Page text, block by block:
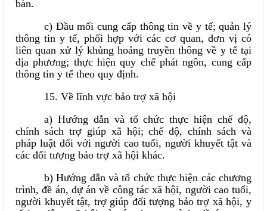
bàn.
c) Đầu mối cung cấp thông tin về y tế; quản lý
thông tin y tế, phối hợp với các cơ quan, đơn vị có
liên quan xử lý khủng hoảng truyền thông về y tế tại
địa phương; thực hiện quy chế phát ngôn, cung cấp
thông tin y tế theo quy định.
15. Về lĩnh vực bảo trợ xã hội
a) Hướng dẫn và tổ chức thực hiện chế độ,
chính sách trợ giúp xã hội; chế độ, chính sách và
pháp luật đối với người cao tuổi, người khuyết tật và
các đối tượng bảo trợ xã hội khác.
b) Hướng dẫn và tổ chức thực hiện các chương
trình, đề án, dự án về công tác xã hội, người cao tuổi,
người khuyết tật, trợ giúp đối tượng bảo trợ xã hội, y